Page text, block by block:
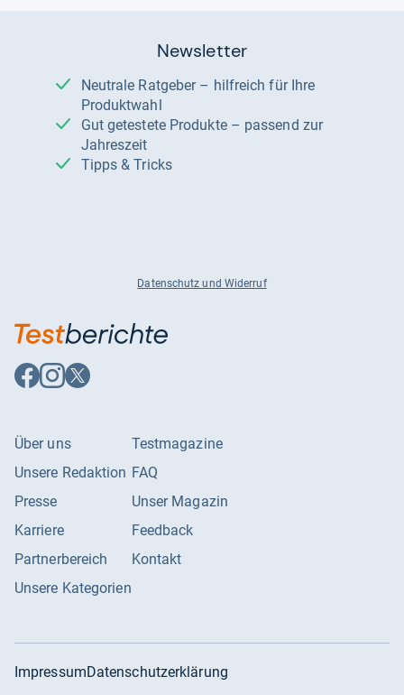
Newsletter
Neutrale Ratgeber – hilfreich für Ihre
Produktwahl
Gut getestete Produkte – passend zur
Jahreszeit
Tipps & Tricks
Datenschutz und Widerruf
Auf
Facebook
Auf
Instagram
Auf
X
Über uns
Unsere Redaktion
Presse
Karriere
Partnerbereich
Unsere Kategorien
Testmagazine
FAQ
Unser Magazin
Feedback
Kontakt
ImpressumDatenschutzerklärung